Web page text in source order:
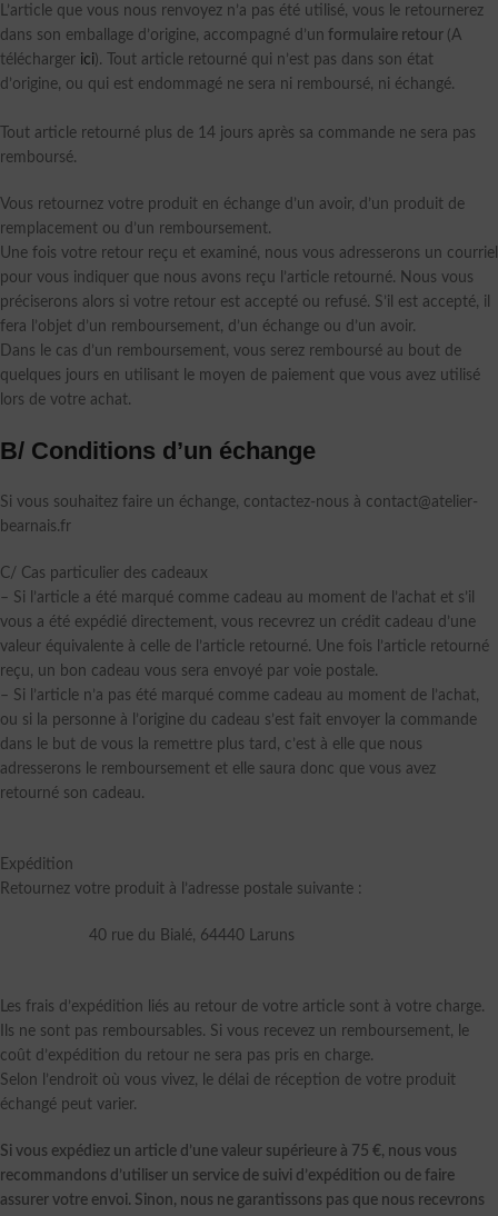
L’article que vous nous renvoyez n’a pas été utilisé, vous le retournerez
dans son emballage d’origine, accompagné d’un formulaire retour (A
télécharger ici). Tout article retourné qui n’est pas dans son état
d’origine, ou qui est endommagé ne sera ni remboursé, ni échangé.
Tout article retourné plus de 14 jours après sa commande ne sera pas
remboursé.
Vous retournez votre produit en échange d’un avoir, d’un produit de
remplacement ou d’un remboursement.
Une fois votre retour reçu et examiné, nous vous adresserons un courriel
pour vous indiquer que nous avons reçu l’article retourné. Nous vous
préciserons alors si votre retour est accepté ou refusé. S’il est accepté, il
fera l’objet d’un remboursement, d’un échange ou d’un avoir.
Dans le cas d’un remboursement, vous serez remboursé au bout de
quelques jours en utilisant le moyen de paiement que vous avez utilisé
lors de votre achat.
B/ Conditions d’un échange
Si vous souhaitez faire un échange, contactez-nous à contact@atelier-
bearnais.fr
C/ Cas particulier des cadeaux
– Si l’article a été marqué comme cadeau au moment de l’achat et s’il
vous a été expédié directement, vous recevrez un crédit cadeau d’une
valeur équivalente à celle de l’article retourné. Une fois l’article retourné
reçu, un bon cadeau vous sera envoyé par voie postale.
– Si l’article n’a pas été marqué comme cadeau au moment de l’achat,
ou si la personne à l’origine du cadeau s’est fait envoyer la commande
dans le but de vous la remettre plus tard, c’est à elle que nous
adresserons le remboursement et elle saura donc que vous avez
retourné son cadeau.
Expédition
Retournez votre produit à l’adresse postale suivante :
40 rue du Bialé, 64440 Laruns
Les frais d’expédition liés au retour de votre article sont à votre charge.
Ils ne sont pas remboursables. Si vous recevez un remboursement, le
coût d’expédition du retour ne sera pas pris en charge.
Selon l’endroit où vous vivez, le délai de réception de votre produit
échangé peut varier.
Si vous expédiez un article d’une valeur supérieure à 75 €, nous vous
recommandons d’utiliser un service de suivi d’expédition ou de faire
assurer votre envoi. Sinon, nous ne garantissons pas que nous recevrons